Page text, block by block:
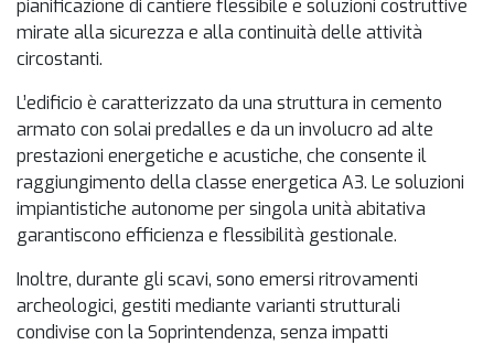
pianificazione di cantiere flessibile e soluzioni costruttive
mirate alla sicurezza e alla continuità delle attività
circostanti.
L’edificio è caratterizzato da una struttura in cemento
armato con solai predalles e da un involucro ad alte
prestazioni energetiche e acustiche, che consente il
raggiungimento della classe energetica A3. Le soluzioni
impiantistiche autonome per singola unità abitativa
garantiscono efficienza e flessibilità gestionale.
Inoltre, durante gli scavi, sono emersi ritrovamenti
archeologici, gestiti mediante varianti strutturali
condivise con la Soprintendenza, senza impatti